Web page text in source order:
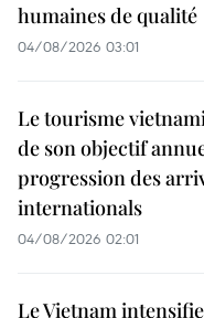
humaines de qualité
04/08/2026 03:01
Le tourisme
de son objectif
progression des
internationals
04/08/2026 02:01
Le Vietnam